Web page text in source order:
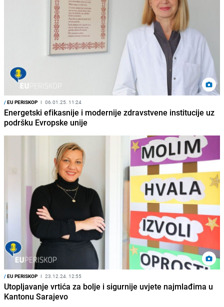
/EU PERISKOP I 06.01.25. 11:24
Energetski efikasnije i modernije zdravstvene institucije uz
podršku Evropske unije
/EU PERISKOP I 23.12.24. 12:55
Utopljavanje vrtića za bolje i sigurnije uvjete najmlađima u
Kantonu Sarajevo